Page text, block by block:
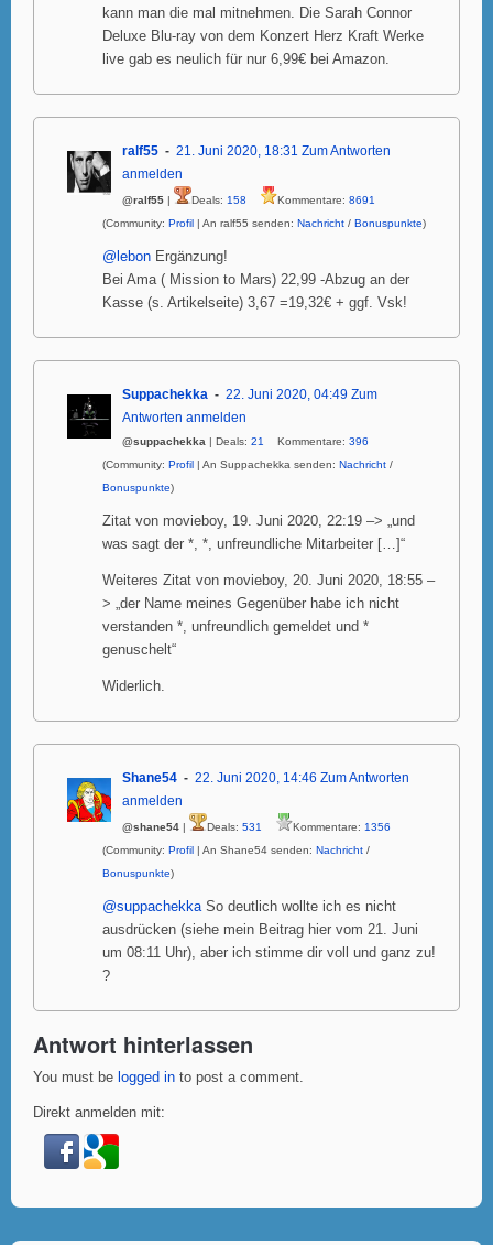
kann man die mal mitnehmen. Die Sarah Connor
Deluxe Blu-ray von dem Konzert Herz Kraft Werke
live gab es neulich für nur 6,99€ bei Amazon.
ralf55 21. Juni 2020, 18:31 Zum Antworten
anmelden
@ralf55 | Deals: 158 Kommentare: 8691
(Community: Profil | An ralf55 senden: Nachricht / Bonuspunkte)
@lebon Ergänzung!
Bei Ama ( Mission to Mars) 22,99 -Abzug an der
Kasse (s. Artikelseite) 3,67 =19,32€ + ggf. Vsk!
Suppachekka 22. Juni 2020, 04:49 Zum
Antworten anmelden
@suppachekka | Deals: 21 Kommentare: 396
(Community: Profil | An Suppachekka senden: Nachricht /
Bonuspunkte)
Zitat von movieboy, 19. Juni 2020, 22:19 –> „und
was sagt der *, *, unfreundliche Mitarbeiter […]“
Weiteres Zitat von movieboy, 20. Juni 2020, 18:55 –
> „der Name meines Gegenüber habe ich nicht
verstanden *, unfreundlich gemeldet und *
genuschelt“
Widerlich.
Shane54 22. Juni 2020, 14:46 Zum Antworten
anmelden
@shane54 | Deals: 531 Kommentare: 1356
(Community: Profil | An Shane54 senden: Nachricht /
Bonuspunkte)
@suppachekkaSo deutlich wollte ich es nicht
ausdrücken (siehe mein Beitrag hier vom 21. Juni
um 08:11 Uhr), aber ich stimme dir voll und ganz zu!
?
Antwort hinterlassen
You must be logged in to post a comment.
Direkt anmelden mit: